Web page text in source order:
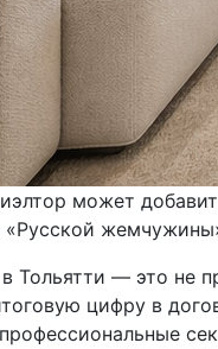
может
«Русской
— это не
цифру в